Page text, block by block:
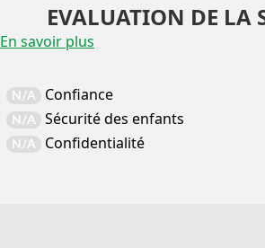
EVALUATION DE LA
En savoir plus
N/A Confiance
N/A Sécurité des enfants
N/A Confidentialité